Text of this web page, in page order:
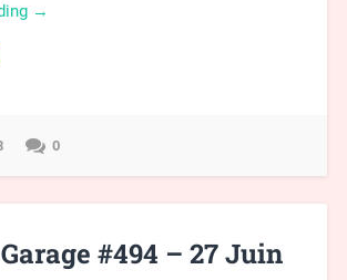
→
0
#494 – 27 Juin